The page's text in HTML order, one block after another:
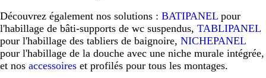
Découvrez également nos solutions : BATIPANEL pour
l'habillage de bâti-supports de wc suspendus, TABLIPANEL
pour l'habillage des tabliers de baignoire, NICHEPANEL
pour l'habillage de la douche avec une niche murale intégrée,
et nos accessoires et profilés pour tous les montages.